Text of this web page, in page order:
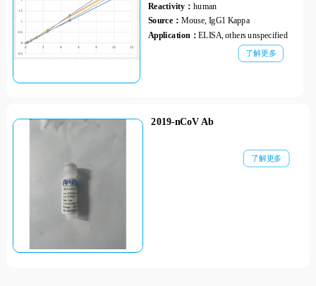
Reactivity：human
Source：Mouse, IgG1 Kappa
Application：ELISA, others unspecified
了解更多
2019-nCoV Ab
了解更多